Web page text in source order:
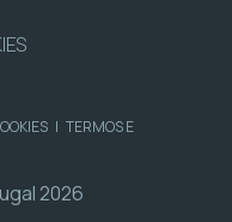
| TERMOS E
2026